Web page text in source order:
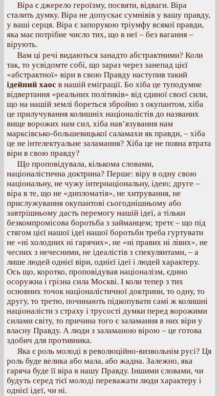
Віра є джерело героїзму, посвяти, відваги. Віра
сталить думку. Віра не допускає сумнівів у вашу правду,
у ваші серця. Віра є запорукою тріумфу всякої правди,
яка має потрібне число тих, що в неї – без вагання –
вірують.
Вам ці речі видаються занадто абстрактними? Коли
так, то усвідомте собі, що зараз через занепад цієї
«абстрактної» віри в свою Правду наступив такий
ідейний хаос в нашій еміграції. Бо хіба це туподумне
відвертання «реальних політиків» від єдиної своєї сили,
що на нашій землі бореться збройно з окупантом, хіба
це прилучування колишніх націоналістів до названих
вище ворожих нам сил, хіба нав’язування нам
марксівсько-большевицької саламахи як правди, – хіба
це не інтелектуальне заламання? Хіба це не повна втрата
віри в свою правду?
Що проповідувала, кількома словами,
націоналістична доктрина? Перше: віру в одну свою
національну, не чужу інтернаціональну, ідею; друге –
віра в те, що не «дипломатія», не хитрування, не
прислужування окупантові сьогоднішньому або
завтрішньому дасть перемогу нашій ідеї, а тільки
безкомпромісова боротьба з займанцем; третє – що під
стягом цієї нашої ідеї нашої боротьби треба гуртувати
не «ні холодних ні гарячих», не «ні правих ні лівих», не
чесних з нечесними, не ідеалістів з спекулянтами, – а
лише людей однієї віри, однієї ідеї і людей характеру.
Ось що, коротко, проповідував націоналізм, єдино
осоружна і грізна сила Москві. І коли тепер з тих
основних точок націоналістичної доктрини, то одну, то
другу, то третю, починають підкопувати самі ж колишні
націоналісти з страху і трусості думки перед ворожими
силами світу, то причина того є заламання в них віри у
власну Правду. А люди з заламаною вірою – це готова
здобич для противника.
Яка є роль молоді в революційно-визвольнім русі? Ця
роль буде велика або мала, або жадна. Залежно, яка
гаряча буде її віра в нашу Правду. Іншими словами, чи
будуть серед тієї молоді переважати люди характеру і
однієї ідеї, чи ні.